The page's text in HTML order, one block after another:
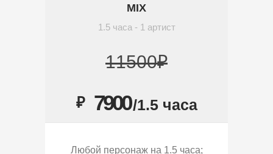
MIX
1.5 часа - 1 артист
11500₽
₽ 7900/1.5 часа
Любой персонаж на 1.5 часа;